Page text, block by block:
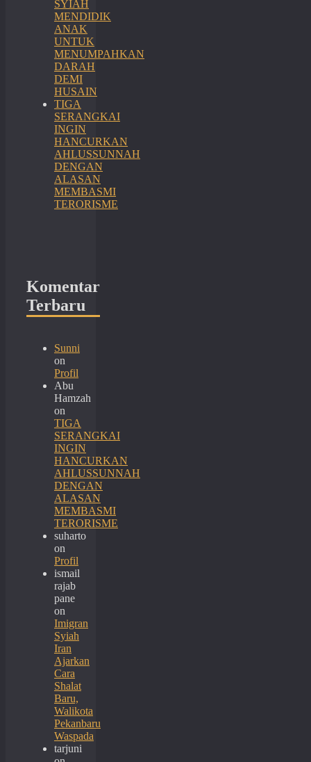
SYIAH
MENDIDIK
ANAK
UNTUK
MENUMPAHKAN
DARAH
DEMI
HUSAIN
TIGA
SERANGKAI
INGIN
HANCURKAN
AHLUSSUNNAH
DENGAN
ALASAN
MEMBASMI
TERORISME
Komentar
Terbaru
Sunni
on
Profil
Abu
Hamzah
on
TIGA
SERANGKAI
INGIN
HANCURKAN
AHLUSSUNNAH
DENGAN
ALASAN
MEMBASMI
TERORISME
suharto
on
Profil
ismail
rajab
pane
on
Imigran
Syiah
Iran
Ajarkan
Cara
Shalat
Baru,
Walikota
Pekanbaru
Waspada
tarjuni